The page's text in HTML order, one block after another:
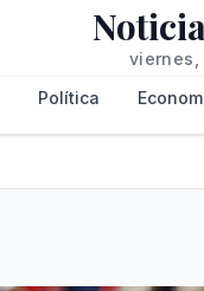
viernes,
Política